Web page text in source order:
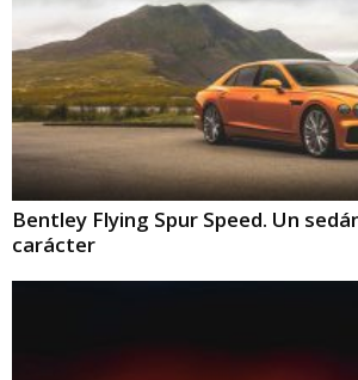
Bentley Flying Spur Speed. Un
carácter